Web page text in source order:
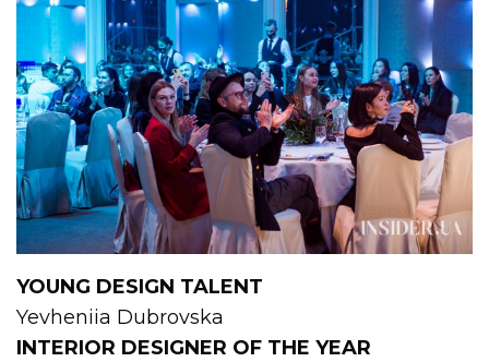
YOUNG DESIGN TALENT
Yevheniia Dubrovska
INTERIOR DESIGNER OF THE YEAR